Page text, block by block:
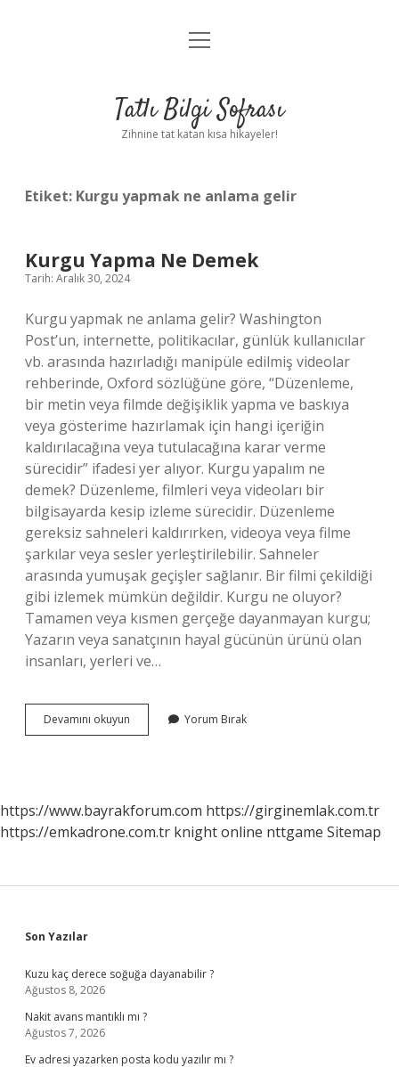
Anasayfa
Yasal Uyarı
menüyü
Tatlı Bilgi Sofrası
Zihnine tat katan kısa hikayeler!
Etiket: Kurgu yapmak ne anlama gelir
Kurgu Yapma Ne Demek
Tarih: Aralık 30, 2024
Kurgu yapmak ne anlama gelir? Washington
Post’un, internette, politikacılar, günlük kullanıcılar
vb. arasında hazırladığı manipüle edilmiş videolar
rehberinde, Oxford sözlüğüne göre, “Düzenleme,
bir metin veya filmde değişiklik yapma ve baskıya
veya gösterime hazırlamak için hangi içeriğin
kaldırılacağına veya tutulacağına karar verme
sürecidir” ifadesi yer alıyor. Kurgu yapalım ne
demek? Düzenleme, filmleri veya videoları bir
bilgisayarda kesip izleme sürecidir. Düzenleme
gereksiz sahneleri kaldırırken, videoya veya filme
şarkılar veya sesler yerleştirilebilir. Sahneler
arasında yumuşak geçişler sağlanır. Bir filmi çekildiği
gibi izlemek mümkün değildir. Kurgu ne oluyor?
Tamamen veya kısmen gerçeğe dayanmayan kurgu;
Yazarın veya sanatçının hayal gücünün ürünü olan
insanları, yerleri ve…
Devamını okuyun
Yapma
Yorum Bırak
https://www.bayrakforum.com https://girginemlak.com.tr
https://emkadrone.com.tr knight online nttgame Sitemap
Sidebar
Son Yazılar
Kuzu kaç derece soğuğa dayanabilir ?
Ağustos 8, 2026
Nakit avans mantıklı mı ?
Ağustos 7, 2026
Ev adresi yazarken posta kodu yazılır mı ?